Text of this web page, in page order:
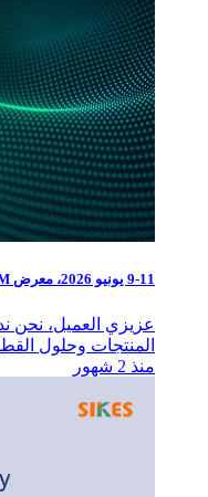
9-11 يونيو 2026، معرض PCIM في نورنبرغ بألمانيا، نرحب بكم في جناحنا.
المنتجات وحلول
منذ 2 شهور